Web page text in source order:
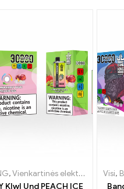
,Vienkartinės
,Vienkartinės elektroninės
,Vienkartinės elektroninės cigaretės Lietuva
KIwI Und PEACH ICE
Visi,